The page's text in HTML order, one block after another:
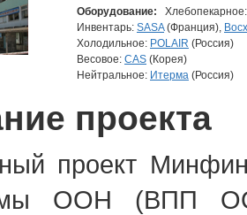
Оборудование:
Инвентарь: SASA(Франция),
Холодильное: POLAIR (Россия)
Весовое: CAS (Корея)
Нейтральное: Итерма (Россия)
проекта
проект
ООН (ВПП